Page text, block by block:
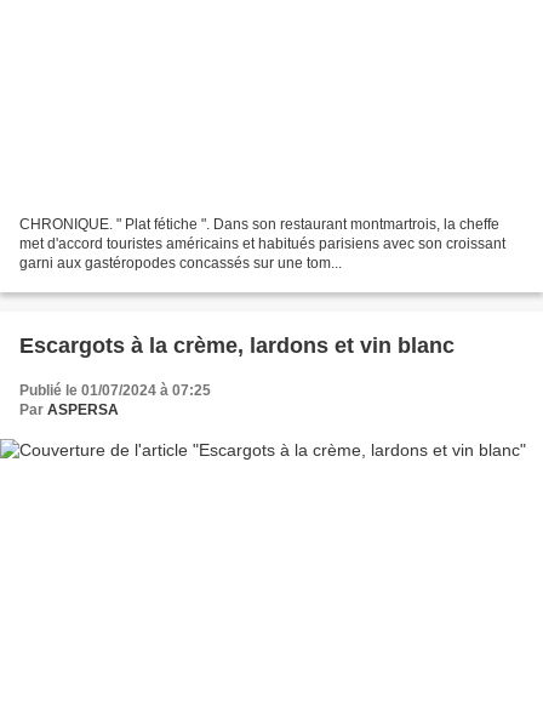
CHRONIQUE. " Plat fétiche ". Dans son restaurant montmartrois, la cheffe
met d'accord touristes américains et habitués parisiens avec son croissant
garni aux gastéropodes concassés sur une tom...
Escargots à la crème, lardons et vin blanc
Publié le 01/07/2024 à 07:25
Par ASPERSA